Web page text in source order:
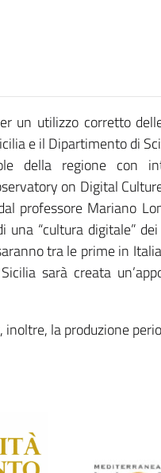
un utilizzo corretto
e il Dipartimento di
della regione
on Digital
professore Mariano
“cultura digitale”
tra le prime in
sarà creata
la produzione